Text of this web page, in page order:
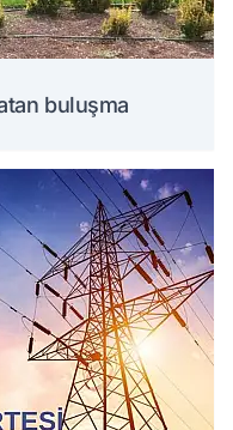
buluşma